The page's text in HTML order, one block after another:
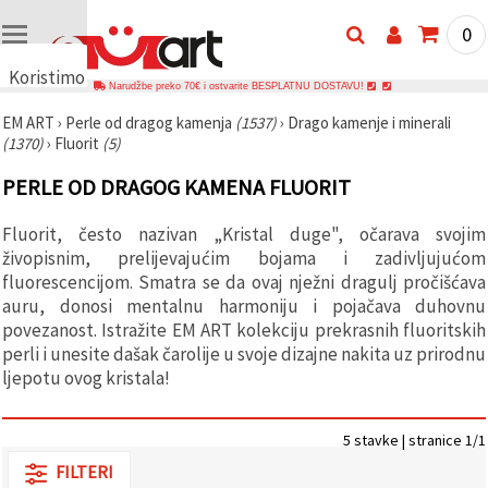
Koristimo
🍪
Koristimo
slične
tehnologije
osigurali
ispravno
funkcioniranje
web-
stranice,
vaše
korisničko
iskustvo i,
uz vašu
prikazivali
relevantniji
0
Narudžbe preko 70€ i ostvarite BESPLATNU DOSTAVU!
EM ART › Perle od dragog kamenja (1537)› Drago kamenje i minerali
(1370)› Fluorit (5)
PERLE OD DRAGOG KAMENA FLUORIT
Fluorit, često nazivan „Kristal duge", očarava svojim
živopisnim, prelijevajućim bojama i zadivljujućom
fluorescencijom. Smatra se da ovaj nježni dragulj pročišćava
auru, donosi mentalnu harmoniju i pojačava duhovnu
povezanost. Istražite EM ART kolekciju prekrasnih fluoritskih
perli i unesite dašak čarolije u svoje dizajne nakita uz prirodnu
ljepotu ovog kristala!
5 stavke | stranice 1/1
FILTERI